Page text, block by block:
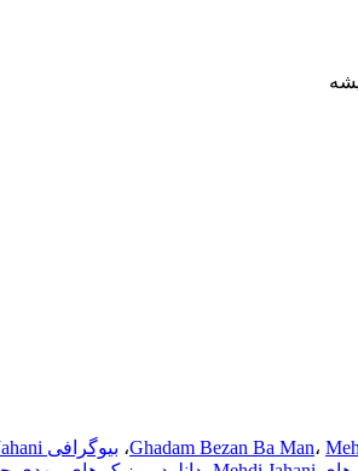
Ghadam Bezan Ba Man، ، بیوگرافی Mehdi Jahani